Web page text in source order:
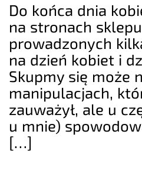
Do końca dnia
na stronach
prowadzonych
na dzień kobiet i
Skupmy się może
manipulacjach,
zauważył, ale u
u mnie)
[…]